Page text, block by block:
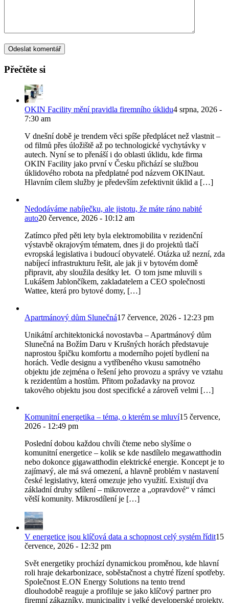
Přečtěte si
OKIN Facility mění pravidla firemního úklidu4 srpna, 2026 -
7:30 am
V dnešní době je trendem věci spíše předplácet než vlastnit –
od filmů přes úložiště až po technologické vychytávky v
autech. Nyní se to přenáší i do oblasti úklidu, kde firma
OKIN Facility jako první v Česku přichází se službou
úklidového robota na předplatné pod názvem OKINaut.
Hlavním cílem služby je především zefektivnit úklid a […]
Nedodáváme nabíječku, ale jistotu, že máte ráno nabité
auto20 července, 2026 - 10:12 am
Zatímco před pěti lety byla elektromobilita v rezidenční
výstavbě okrajovým tématem, dnes ji do projektů tlačí
evropská legislativa i budoucí obyvatelé. Otázka už nezní, zda
nabíjecí infrastrukturu řešit, ale jak ji v bytovém domě
připravit, aby sloužila desítky let. O tom jsme mluvili s
Lukášem Jablončíkem, zakladatelem a CEO společnosti
Wattee, která pro bytové domy, […]
Apartmánový dům Slunečná17 července, 2026 - 12:23 pm
Unikátní architektonická novostavba – Apartmánový dům
Slunečná na Božím Daru v Krušných horách představuje
naprostou špičku komfortu a moderního pojetí bydlení na
horách. Vedle designu a vytříbeného vkusu samotného
objektu jde zejména o řešení jeho provozu a správy ve vztahu
k rezidentům a hostům. Přitom požadavky na provoz
takového objektu jsou dost specifické a zároveň velmi […]
Komunitní energetika – téma, o kterém se mluví15 července,
2026 - 12:49 pm
Poslední dobou každou chvíli čteme nebo slyšíme o
komunitní energetice – kolik se kde nasdílelo megawatthodin
nebo dokonce gigawatthodin elektrické energie. Koncept je to
zajímavý, ale má svá omezení, a hlavně problém v nastavení
české legislativy, která omezuje jeho využití. Existují dva
základní druhy sdílení – mikroverze a „opravdové“ v rámci
větší komunity. Mikrosdílení je […]
V energetice jsou klíčová data a schopnost celý systém řídit15
července, 2026 - 12:32 pm
Svět energetiky prochází dynamickou proměnou, kde hlavní
roli hraje dekarbonizace, soběstačnost a chytré řízení spotřeby.
Společnost E.ON Energy Solutions na tento trend
dlouhodobě reaguje a profiluje se jako klíčový partner pro
firemní zákazníky, municipality i velké developerské projekty.